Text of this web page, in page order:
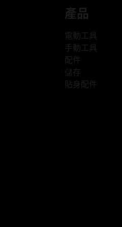
產品
電動工具
手動工具
配件
儲存
貼身配件